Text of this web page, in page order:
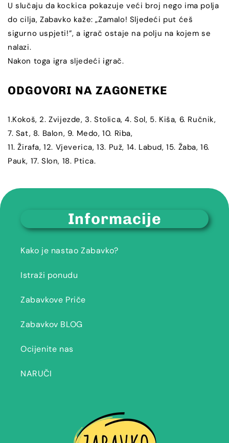
U slučaju da kockica pokazuje veći broj nego ima polja
do cilja, Zabavko kaže: „Zamalo! Sljedeći put ćeš
sigurno uspjeti!”, a igrač ostaje na polju na kojem se
nalazi.
Nakon toga igra sljedeći igrač.
ODGOVORI NA ZAGONETKE
1.Kokoš, 2. Zvijezde, 3. Stolica, 4. Sol, 5. Kiša, 6. Ručnik,
7. Sat, 8. Balon, 9. Medo, 10. Riba,
11. Žirafa, 12. Vjeverica, 13. Puž, 14. Labud, 15. Žaba, 16.
Pauk, 17. Slon, 18. Ptica.
Informacije
Kako je nastao Zabavko?
Istraži ponudu
Zabavkove Priče
Zabavkov BLOG
Ocijenite nas
NARUČI